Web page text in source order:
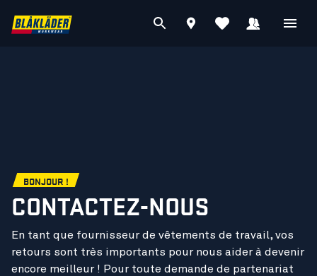
BONJOUR !
CONTACTEZ-NOUS
En tant que fournisseur de vêtements de travail, vos
retours sont très importants pour nous aider à devenir
encore meilleur ! Pour toute demande de partenariat